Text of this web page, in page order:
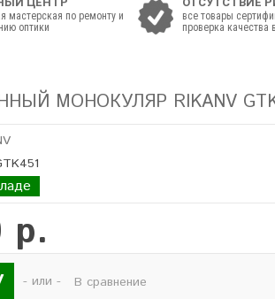
мастерская по ремонту и
оптики
все товары
проверка качества
МОНОКУЛЯР RIKANV
р.
- или - В сравнение